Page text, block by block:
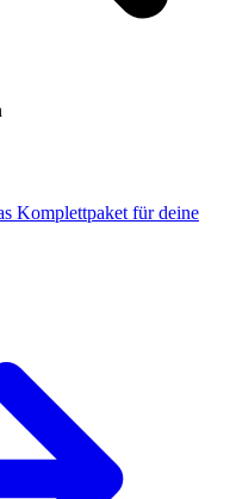
Komplettpaket für deine